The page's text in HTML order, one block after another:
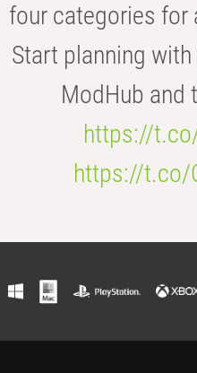
four categories for
Start planning
ModHub and
https://
https://t.co/